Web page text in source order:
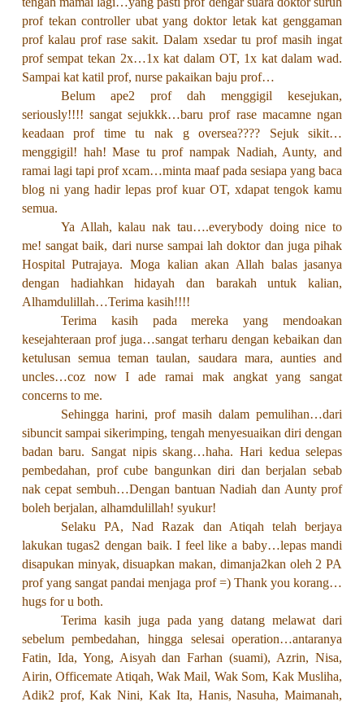
prof tekan controller ubat yang doktor letak kat genggaman
prof kalau prof rase sakit. Dalam xsedar tu prof masih ingat
prof sempat tekan 2x…1x kat dalam OT, 1x kat dalam wad.
Sampai kat katil prof, nurse pakaikan baju prof…
Belum ape2 prof dah menggigil kesejukan,
seriously!!!! sangat sejukkk…baru prof rase macamne ngan
keadaan prof time tu nak g oversea???? Sejuk sikit…
menggigil! hah! Mase tu prof nampak Nadiah, Aunty, and
ramai lagi tapi prof xcam…minta maaf pada sesiapa yang baca
blog ni yang hadir lepas prof kuar OT, xdapat tengok kamu
semua.
Ya Allah, kalau nak tau….everybody doing nice to
me! sangat baik, dari nurse sampai lah doktor dan juga pihak
Hospital Putrajaya. Moga kalian akan Allah balas jasanya
dengan hadiahkan hidayah dan barakah untuk kalian,
Alhamdulillah…Terima kasih!!!!
Terima kasih pada mereka yang mendoakan
kesejahteraan prof juga…sangat terharu dengan kebaikan dan
ketulusan semua teman taulan, saudara mara, aunties and
uncles…coz now I ade ramai mak angkat yang sangat
concerns to me.
Sehingga harini, prof masih dalam pemulihan…dari
sibuncit sampai sikerimping, tengah menyesuaikan diri dengan
badan baru. Sangat nipis skang…haha. Hari kedua selepas
pembedahan, prof cube bangunkan diri dan berjalan sebab
nak cepat sembuh…Dengan bantuan Nadiah dan Aunty prof
boleh berjalan, alhamdulillah! syukur!
Selaku PA, Nad Razak dan Atiqah telah berjaya
lakukan tugas2 dengan baik. I feel like a baby…lepas mandi
disapukan minyak, disuapkan makan, dimanja2kan oleh 2 PA
prof yang sangat pandai menjaga prof =) Thank you korang…
hugs for u both.
Terima kasih juga pada yang datang melawat dari
sebelum pembedahan, hingga selesai operation…antaranya
Fatin, Ida, Yong, Aisyah dan Farhan (suami), Azrin, Nisa,
Airin, Officemate Atiqah, Wak Mail, Wak Som, Kak Musliha,
Adik2 prof, Kak Nini, Kak Ita, Hanis, Nasuha, Maimanah,